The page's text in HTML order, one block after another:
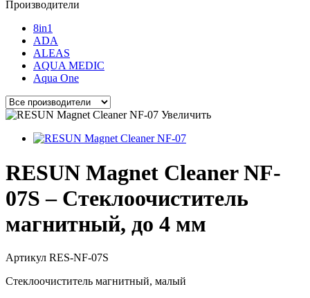
Производители
8in1
ADA
ALEAS
AQUA MEDIC
Aqua One
Увеличить
RESUN Magnet Cleaner NF-
07S – Стеклоочиститель
магнитный, до 4 мм
Артикул RES-NF-07S
Стеклоочиститель магнитный, малый